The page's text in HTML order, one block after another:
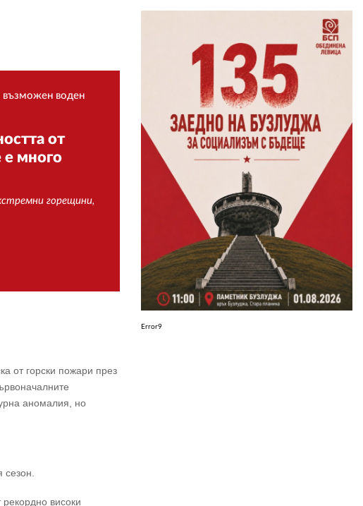
възможен воден
от
е много
горещини,
от горски пожари през
аномалия, но
високи
Error9
АВТОРИ
РЕДАКЦИЯ
РЕКЛАМА
АБОНАМЕНТ
УСЛОВИЯ ЗА ПОЛЗВАНЕ
ПОЛИТИКА ЗА БИСКВИТКИТЕ
ПОЛИТИКАТА ЗА